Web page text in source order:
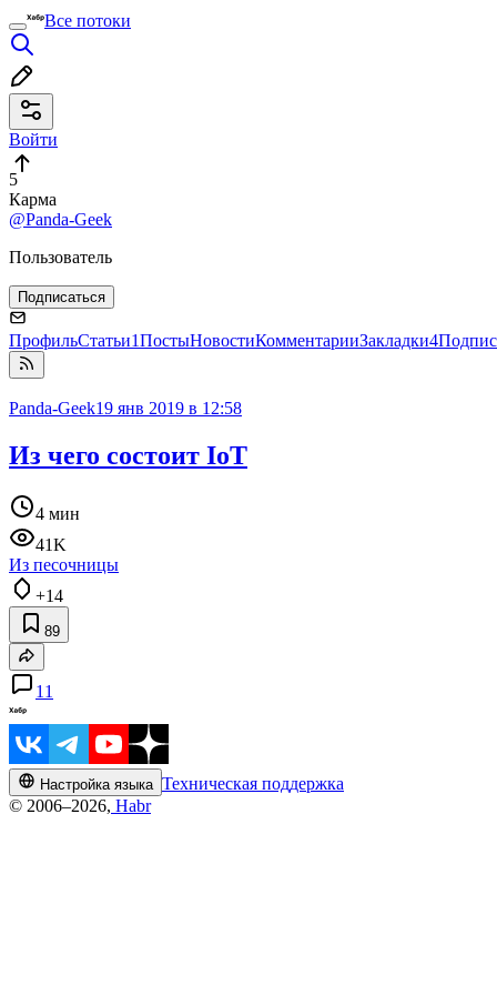
Все потоки
Войти
5
Карма
@Panda-Geek
Пользователь
Подписаться
ПрофильСтатьи1ПостыНовостиКомментарииЗакладки4
Panda-Geek19 янв 2019 в 12:58
Из чего состоит IoT
4 мин
41K
Из песочницы
+14
89
11
Настройка языка Техническая поддержка
© 2006–2026, Habr